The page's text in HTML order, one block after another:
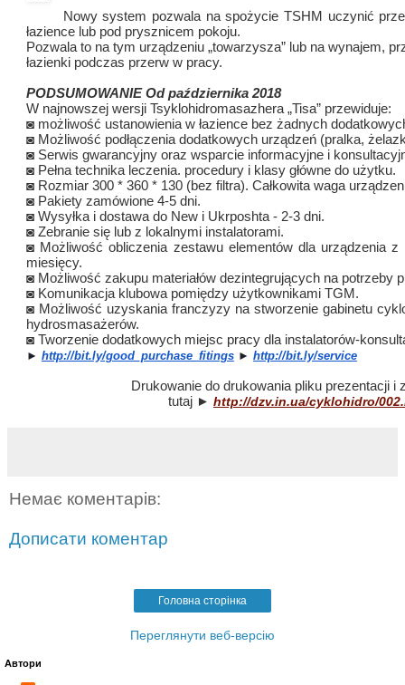
Nowy system pozwala na spożycie TSHM uczynić
łazience lub pod prysznicem pokoju.
Pozwala to na tym urządzeniu „towarzysza” lub na wynajem,
łazienki podczas przerw w pracy.
PODSUMOWANIE Od października 2018
W najnowszej wersji Tsyklohidromasazhera „Tisa” przewiduje:
◙ możliwość ustanowienia w łazience bez żadnych
◙ Możliwość podłączenia dodatkowych urządzeń (pralka,
◙ Serwis gwarancyjny oraz wsparcie informacyjne i
◙ Pełna technika leczenia. procedury i klasy główne do użytku.
◙ Rozmiar 300 * 360 * 130 (bez filtra). Całkowita waga
◙ Pakiety zamówione 4-5 dni.
◙ Wysyłka i dostawa do New i Ukrposhta - 2-3 dni.
◙ Zebranie się lub z lokalnymi instalatorami.
◙ Możliwość obliczenia zestawu elementów dla urządzenia
miesięcy.
◙ Możliwość zakupu materiałów dezintegrujących na
◙ Komunikacja klubowa pomiędzy użytkownikami TGM.
◙ Możliwość uzyskania franczyzy na stworzenie gabinetu
hydrosmasażerów.
◙ Tworzenie dodatkowych miejsc pracy dla instalatorów-
► http://bit.ly/good_purchase_fitings ► http://bit.ly/service
Drukowanie do drukowania pliku prezentacji i
tutaj ► http://dzv.in.ua/cyklohidro/
Немає коментарів:
Дописати коментар
Головна сторінка
Переглянути веб-версію
Автори